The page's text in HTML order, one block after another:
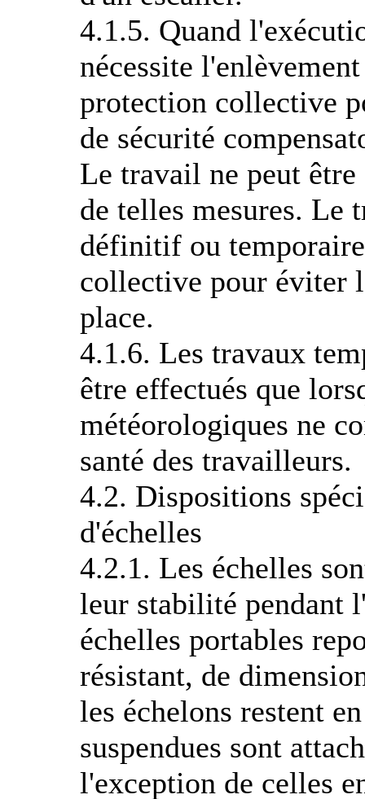
4.1.5. Quand
nécessite
protection collective
de sécurité
Le travail ne peut
de telles mesures.
définitif ou
collective pour éviter
place.
4.1.6. Les travaux
être effectués que
météorologiques ne
santé des travailleurs.
4.2. Dispositions
d'échelles
4.2.1. Les échelles
leur stabilité pendant
échelles portables
résistant, de
les échelons restent
suspendues sont
l'exception de celles